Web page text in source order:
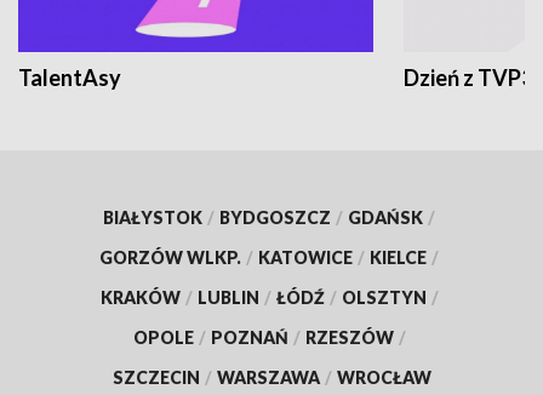
TalentAsy Dzień z TVP3
BIAŁYSTOK / BYDGOSZCZ / GDAŃSK /
GORZÓW WLKP. / KATOWICE / KIELCE /
KRAKÓW / LUBLIN / ŁÓDŹ / OLSZTYN /
OPOLE / POZNAŃ / RZESZÓW /
SZCZECIN / WARSZAWA / WROCŁAW